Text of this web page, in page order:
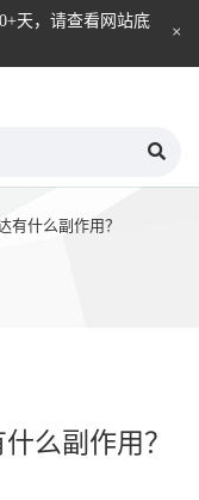
天，请查看网站底
有什么副作用？
么副作用？